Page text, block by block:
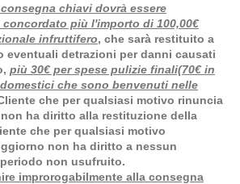
chiavi dovrà essere
più l'importo di 100,00€
infruttifero, che sarà restituito a
eventuali detrazioni per danni causati
più 30€ per spese pulizie finali(70€ in
che sono benvenuti nelle
che per qualsiasi motivo rinuncia
ha diritto alla restituzione della
che per qualsiasi motivo
non ha diritto a nessun
non usufruito.
improrogabilmente alla consegna